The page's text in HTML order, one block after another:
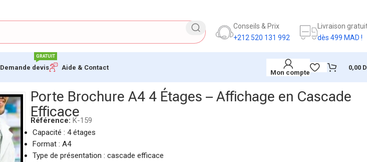
Conseils & Prix
+212 520 131 992
Livraison
dès 499 MAD !
Demande devis
GRATUIT
Aide & Contact
Mon compte
0,00
Porte Brochure A4 4 Étages – Affichage en Cascade
Efficace
Référence: K-159
Capacité : 4 étages
Format : A4
Type de présentation : cascade efficace